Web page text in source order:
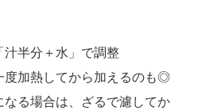
汁半分＋水」で調整
度加熱してから加えるのも◎
る場合は、ざるで濾してか